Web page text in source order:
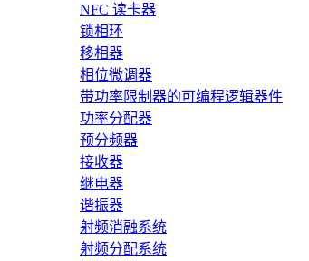
NFC 读卡器
锁相环
移相器
相位微调器
带功率限制器的可编程逻辑器件
功率分配器
预分频器
接收器
继电器
谐振器
射频消融系统
射频分配系统